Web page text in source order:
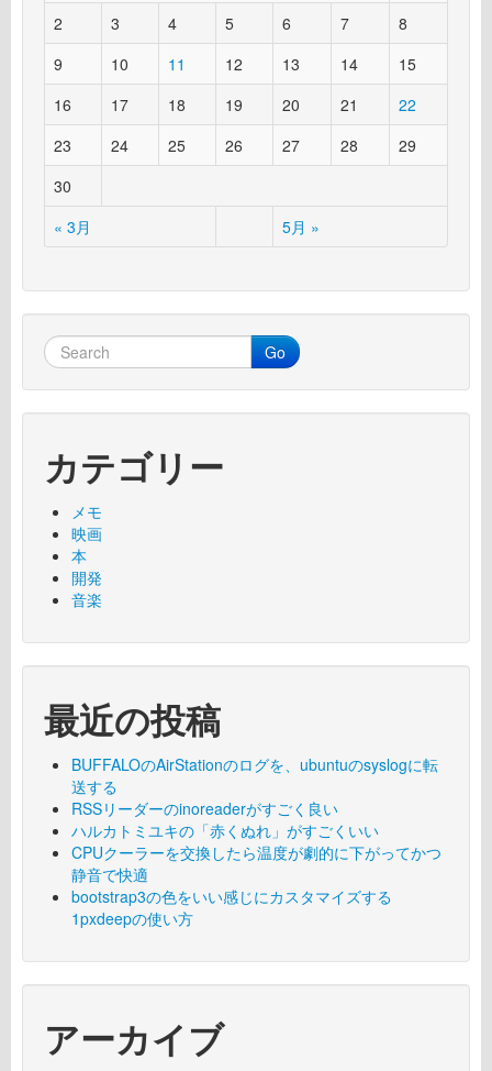
« 3月 5月 »
2 3 4 5 6 7
8
9
10 11 12 13 14
15
16
17 18 19 20 21
22
23
24 25 26 27 28
29
30
Go
カテゴリー
メモ
映画
本
開発
音楽
最近の投稿
BUFFALOのAirStationのログを、ubuntuのsyslogに転
送する
RSSリーダーのinoreaderがすごく良い
ハルカトミユキの「赤くぬれ」がすごくいい
CPUクーラーを交換したら温度が劇的に下がってかつ
静音で快適
bootstrap3の色をいい感じにカスタマイズする
1pxdeepの使い方
アーカイブ